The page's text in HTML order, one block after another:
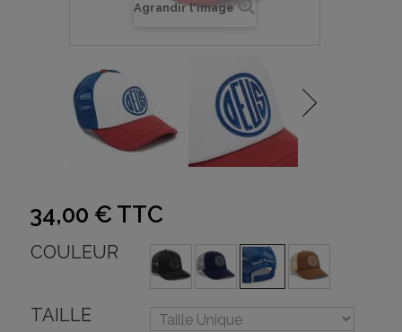
Agrandir l'image
34,00 € TTC
COULEUR
TAILLE